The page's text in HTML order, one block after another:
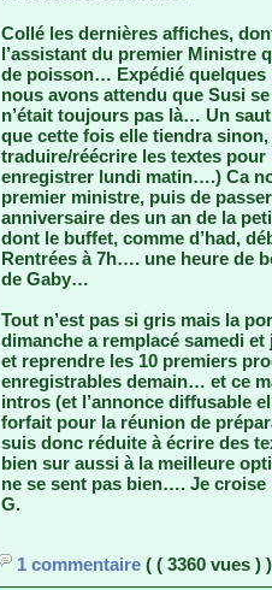
Collé les dernières affiches,
l’assistant du premier Ministre
de poisson… Expédié quelques
nous avons attendu que Susi
n’était toujours pas là… Un
que cette fois elle tiendra
traduire/réécrire les textes
enregistrer lundi matin….) Ca
premier ministre, puis de
anniversaire des un an de la
dont le buffet, comme d’had,
Rentrées à 7h…. une heure de
de Gaby…
Tout n’est pas si gris mais la
dimanche a remplacé samedi et
et reprendre les 10 premiers
enregistrables demain… et ce
intros (et l’annonce diffusable
forfait pour la réunion de
suis donc réduite à écrire des
bien sur aussi à la meilleure
ne se sent pas bien…. Je croise
G.
1 commentaire ( ( 3360 vues ) )